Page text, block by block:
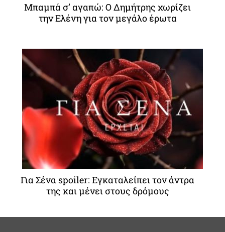
Μπαμπά σ’ αγαπώ: Ο Δημήτρης χωρίζει
την Ελένη για τον μεγάλο έρωτα
Για Σένα spoiler: Εγκαταλείπει τον άντρα
της και μένει στους δρόμους